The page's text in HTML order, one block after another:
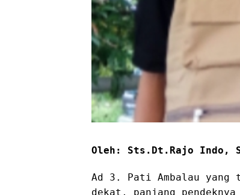
Oleh: Sts.Dt.Rajo Indo,
Ad 3. Pati Ambalau
dekat, panjang